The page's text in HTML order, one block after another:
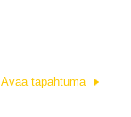
Avaa tapahtuma